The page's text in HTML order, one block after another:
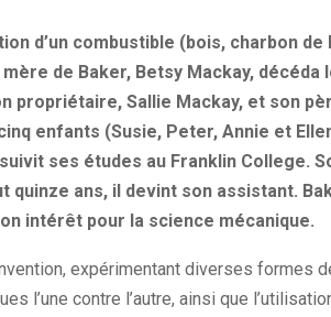
d’un combustible (bois, charbon
de Baker, Betsy Mackay, décéda
propriétaire, Sallie Mackay, et son
enfants (Susie, Peter, Annie et
ses études au Franklin College.
quinze ans, il devint son assistant.
intérêt pour la science mécanique.
expérimentant diverses formes
l’une contre l’autre, ainsi que